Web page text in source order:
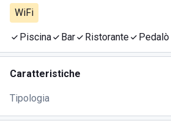
WiFi
Piscina Bar Ristorante Pedalò
Caratteristiche
Tipologia